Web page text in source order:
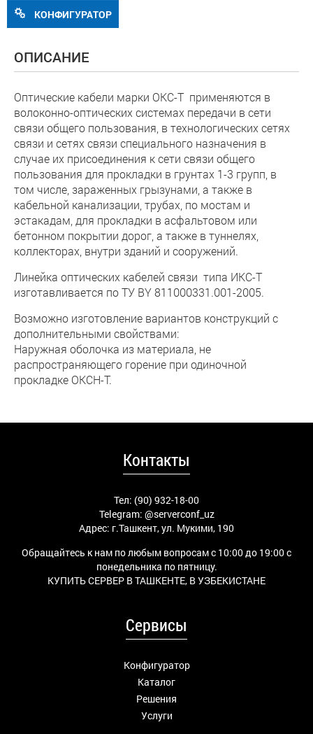
КОНФИГУРАТОР
ОПИСАНИЕ
Оптические кабели марки ОКC-Т применяются в
волоконно-оптических системах передачи в сети
связи общего пользования, в технологических сетях
связи и сетях связи специального назначения в
случае их присоединения к сети связи общего
пользования для прокладки в грунтах 1-3 групп, в
том числе, зараженных грызунами, а также в
кабельной канализации, трубах, по мостам и
эстакадам, для прокладки в асфальтовом или
бетонном покрытии дорог, а также в туннелях,
коллекторах, внутри зданий и сооружений.
Линейка оптических кабелей связи типа ИКС-Т
изготавливается по ТУ BY 811000331.001-2005.
Возможно изготовление вариантов конструкций с
дополнительными свойствами:
Наружная оболочка из материала, не
распространяющего горение при одиночной
прокладке ОКСН-Т.
Контакты
Тел: (90) 932-18-00
Telegram: @serverconf_uz
Адрес: г.Ташкент, ул. Мукими, 190
Обращайтесь к нам по любым вопросам с 10:00 до 19:00 с
понедельника по пятницу.
КУПИТЬ СЕРВЕР В ТАШКЕНТЕ, В УЗБЕКИСТАНЕ
Сервисы
Конфигуратор
Каталог
Решения
Услуги